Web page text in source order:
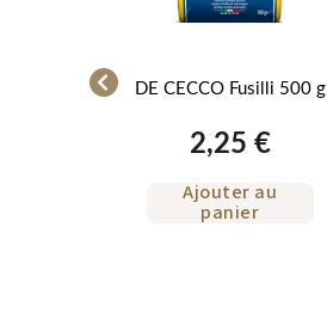
DE CECCO Fusilli 500 g
2,25 €
Ajouter au
panier